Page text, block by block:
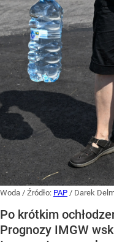
Woda / Źródło: PAP / Darek
Po krótkim
Prognozy IMGW